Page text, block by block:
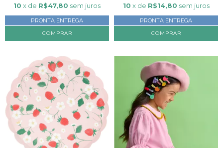
10 x de R$47,80 sem juros
PRONTA ENTREGA
10 x de R$14,80 sem juros
PRONTA ENTREGA